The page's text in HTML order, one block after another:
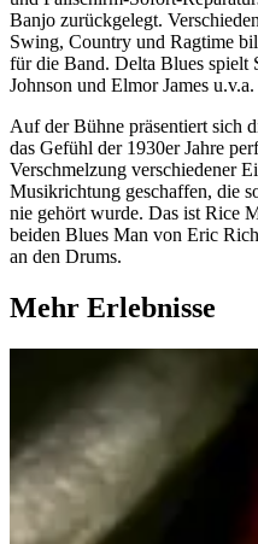
Banjo zurückgelegt.
Swing, Country und Ragtime
für die Band. Delta Blues spielt
Johnson und Elmor James u.v.a.
Auf der Bühne präsentiert sich
das Gefühl der 1930er Jahre
Verschmelzung verschiedener
Musikrichtung geschaffen, die
nie gehört wurde. Das ist Rice
beiden Blues Man von Eric
an den Drums.
Mehr Erlebnisse